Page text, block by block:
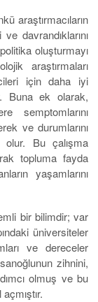
araştırmacıların
davrandıklarını
oluşturmayı
araştırmaları
için daha iyi
Buna ek olarak,
semptomlarını
ve durumlarını
olur. Bu çalışma
topluma fayda
yaşamlarını
bir bilimdir; var
üniversiteler
ve dereceler
zihnini,
olmuş ve bu